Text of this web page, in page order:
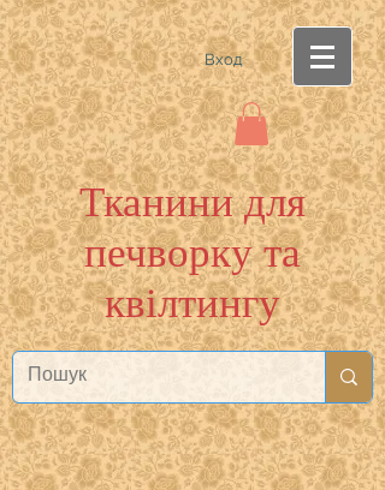
Вход
Тканини для
печворку та
квілтингу